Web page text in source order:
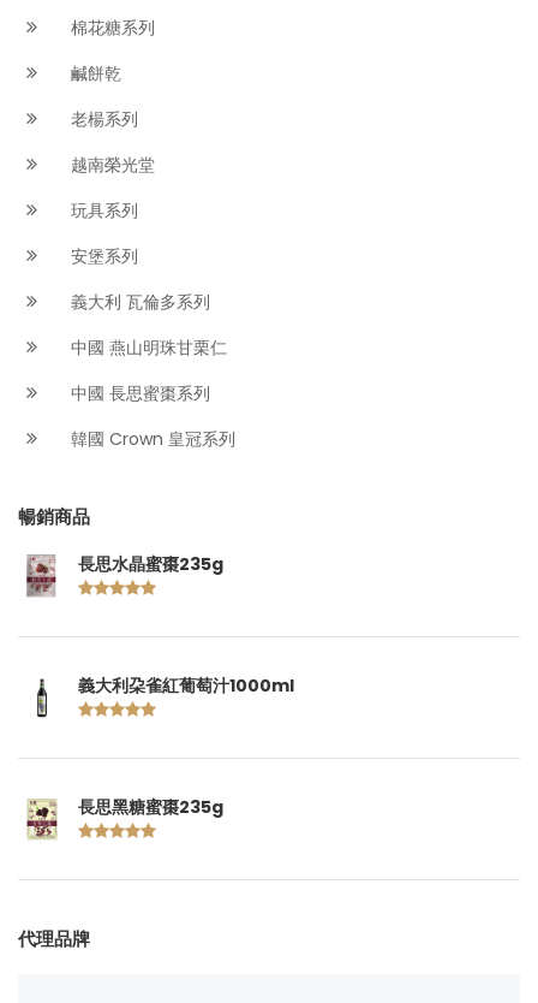
棉花糖系列
鹹餅乾
老楊系列
越南榮光堂
玩具系列
安堡系列
義大利 瓦倫多系列
中國 燕山明珠甘栗仁
中國 長思蜜棗系列
韓國 Crown 皇冠系列
暢銷商品
長思水晶蜜棗235g
義大利朶雀紅葡萄汁1000ml
長思黑糖蜜棗235g
代理品牌